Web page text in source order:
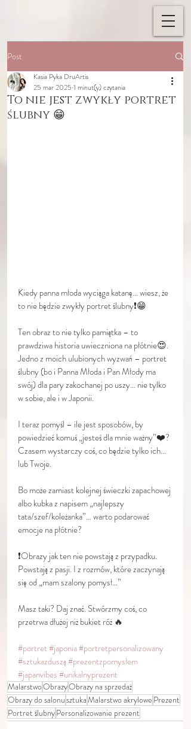
Post
To nie jest zwykły portret
ślubny 😁
Kasia Pyka DruArtis
25 mar 2025 1 minut(y) czytania
Kiedy panna młoda wyciąga katanę... wiesz, że
to nie będzie zwykły portret ślubny❗️😁
Ten obraz to nie tylko pamiątka – to
prawdziwa historia uwieczniona na płótnie😍.
Jedno z moich ulubionych wyzwań – portret
ślubny (bo i Panna Młoda i Pan Młody ma
swój) dla pary zakochanej po uszy... nie tylko
w sobie, ale i w Japonii.
I teraz pomyśl – ile jest sposobów, by
powiedzieć komuś „jesteś dla mnie ważny”❤️?
Czasem wystarczy coś, co będzie tylko ich...
lub Twoje.
Bo może zamiast kolejnej świeczki zapachowej
albo kubka z napisem „najlepszy
tata/szef/koleżanka”... warto podarować
emocje na płótnie?
❗️Obrazy jak ten nie powstają z przypadku.
Powstają z pasji. I z rozmów, które zaczynają
się od „mam szalony pomysł…”
Masz taki? Daj znać. Stwórzmy coś, co
przetrwa dłużej niż bukiet róż 🔥
#portret#japonia#portretpersonalizowany
#sztukazduszą#prezentzpomysłem
#japanvibes#unikalnyprezent
MalarstwoObrazyObrazy na sprzedaż
Obrazy do salonusztukaMalarstwo akrylowe Prezent
Portret ślubnyPersonalizowanie prezent